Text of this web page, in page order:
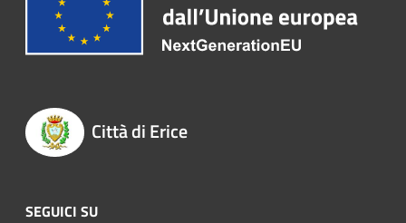
Città di Erice
SEGUICI SU